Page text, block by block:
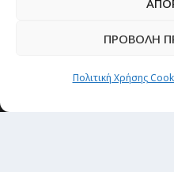
ΠΡΟΒΟΛΗ
Πολιτική Χρήσης